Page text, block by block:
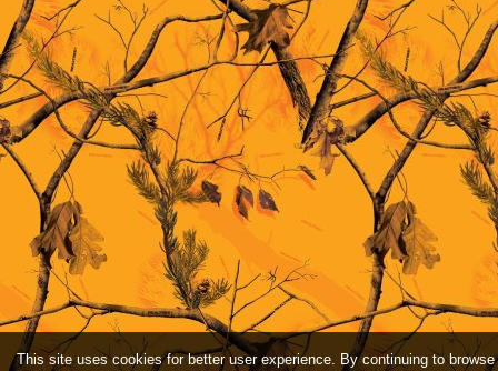
This site uses cookies for better user experience. By continuing to